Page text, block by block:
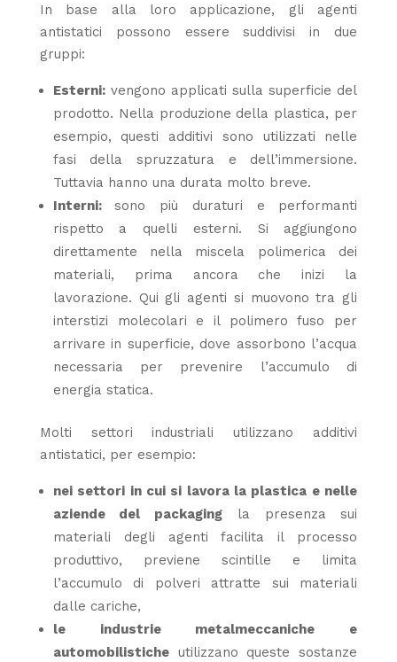
In base alla loro applicazione, gli agenti
antistatici possono essere suddivisi in due
gruppi:
Esterni:vengono applicati sulla superficie del
prodotto. Nella produzione della plastica, per
esempio, questi additivi sono utilizzati nelle
fasi della spruzzatura e dell’immersione.
Tuttavia hanno una durata molto breve.
Interni:sono più duraturi e performanti
rispetto a quelli esterni. Si aggiungono
direttamente nella miscela polimerica dei
materiali, prima ancora che inizi la
lavorazione. Qui gli agenti si muovono tra gli
interstizi molecolari e il polimero fuso per
arrivare in superficie, dove assorbono l’acqua
necessaria per prevenire l’accumulo di
energia statica.
Molti settori industriali utilizzano additivi
antistatici, per esempio:
nei settori in cui si lavora la plastica e nelle
aziende del packaging la presenza sui
materiali degli agenti facilita il processo
produttivo, previene scintille e limita
l’accumulo di polveri attratte sui materiali
dalle cariche,
le industrie metalmeccaniche e
automobilisticheutilizzano queste sostanze